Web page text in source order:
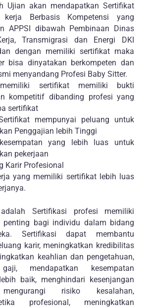
Ujian akan mendapatkan Sertifikat
kerja Berbasis Kompetensi yang
APPSI dibawah Pembinaan Dinas
Transmigrasi dan Energi DKI
dengan memiliki sertifikat maka
bisa dinyatakan berkompeten dan
menyandang Profesi Baby Sitter.
sertifikat memiliki bukti
kompetitif dibanding profesi yang
sertifikat
mempunyai peluang untuk
Penggajian lebih Tinggi
yang lebih luas untuk
pekerjaan
Karir Profesional
yang memiliki sertifikat lebih luas
adalah Sertifikasi profesi memiliki
penting bagi individu dalam bidang
Sertifikasi dapat membantu
karir, meningkatkan kredibilitas
keahlian dan pengetahuan,
mendapatkan kesempatan
baik, menghindari kesenjangan
mengurangi risiko kesalahan,
profesional, meningkatkan